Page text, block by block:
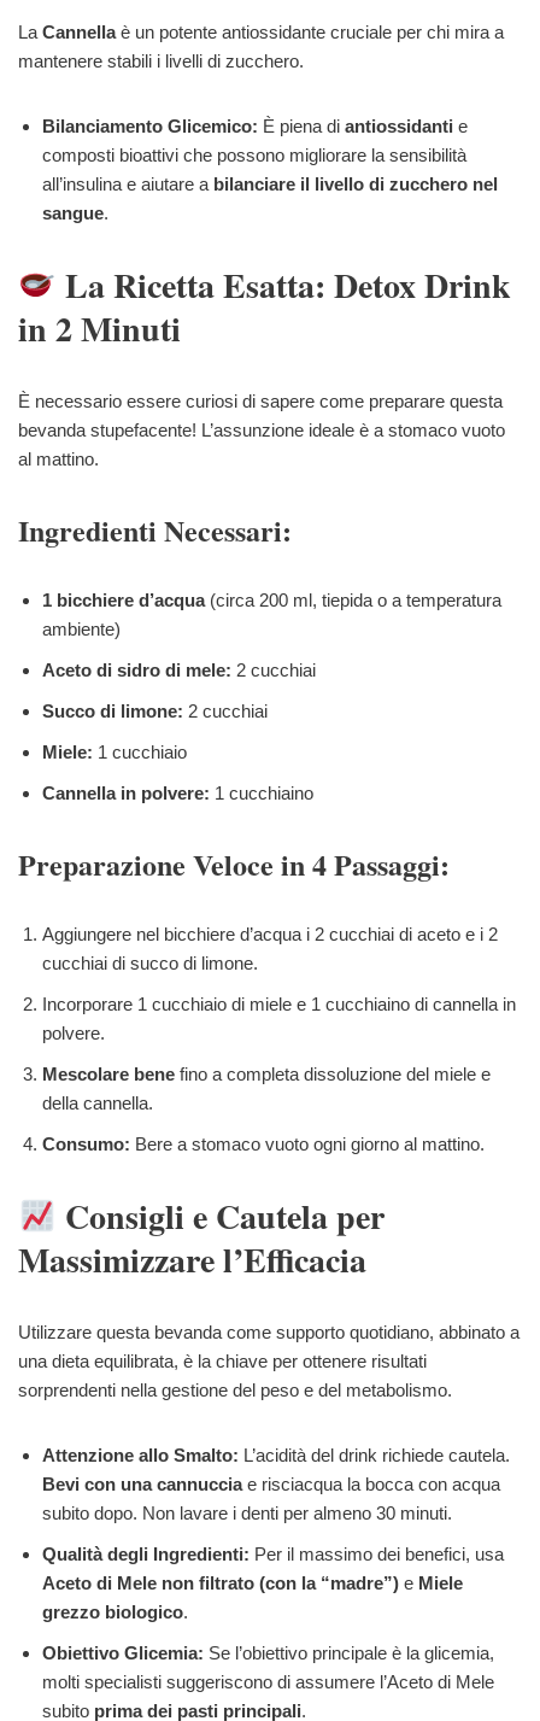
La Cannellaè un potente antiossidante cruciale per chi mira a
mantenere stabili i livelli di zucchero.
Bilanciamento Glicemico: È piena di antiossidanti e
composti bioattivi che possono migliorare la sensibilità
all’insulina e aiutare a bilanciare il livello di zucchero nel
sangue.
La Ricetta Esatta: Detox Drink
in 2 Minuti
È necessario essere curiosi di sapere come preparare questa
bevanda stupefacente! L’assunzione ideale è a stomaco vuoto
al mattino.
Ingredienti Necessari:
1 bicchiere d’acqua(circa 200 ml, tiepida o a temperatura
ambiente)
Aceto di sidro di mele: 2 cucchiai
Succo di limone: 2 cucchiai
Miele: 1 cucchiaio
Cannella in polvere: 1 cucchiaino
Preparazione Veloce in 4 Passaggi:
Aggiungere nel bicchiere d’acqua i 2 cucchiai di aceto e i 2
cucchiai di succo di limone.
Incorporare 1 cucchiaio di miele e 1 cucchiaino di cannella in
polvere.
Mescolare bene fino a completa dissoluzione del miele e
della cannella.
Consumo: Bere a stomaco vuoto ogni giorno al mattino.
Consigli e Cautela per
Massimizzare l’Efficacia
Utilizzare questa bevanda come supporto quotidiano, abbinato a
una dieta equilibrata, è la chiave per ottenere risultati
sorprendenti nella gestione del peso e del metabolismo.
Attenzione allo Smalto: L’acidità del drink richiede cautela.
Bevi con una cannucciae risciacqua la bocca con acqua
subito dopo. Non lavare i denti per almeno 30 minuti.
Qualità degli Ingredienti: Per il massimo dei benefici, usa
Aceto di Mele non filtrato (con la “madre”) e Miele
grezzo biologico.
Obiettivo Glicemia: Se l’obiettivo principale è la glicemia,
molti specialisti suggeriscono di assumere l’Aceto di Mele
subito prima dei pasti principali.